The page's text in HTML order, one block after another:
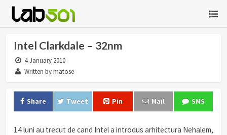
Intel Clarkdale – 32nm
4 January 2010
Written by matose
Share Tweet Pin Mail SMS
14 luni au trecut de cand Intel a introdus arhitectura Nehalem,